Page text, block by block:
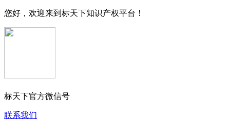
您好，欢迎来到标天下知识产权平台！
标天下官方微信号
联系我们